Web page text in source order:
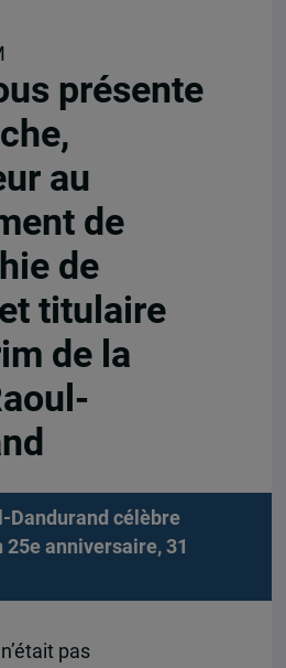
présente
au
de
de
et titulaire
de la
Dandurand célèbre
25e anniversaire, 31
pas